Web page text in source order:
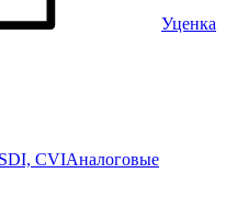
Уценка
CVIАналоговые